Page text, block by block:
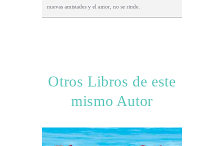
nuevas amistades y el amor, no se rinde.
Otros Libros de este
mismo Autor